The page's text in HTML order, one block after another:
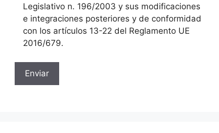
Legislativo n. 196/2003 y sus modificaciones
e integraciones posteriores y de conformidad
con los artículos 13-22 del Reglamento UE
2016/679.